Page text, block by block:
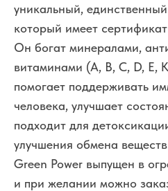
уникальный,
который имеет
Он богат минералами,
витаминами (A, B, C, D, E,
помогает поддерживать
человека, улучшает
подходит для
улучшения обмена
Green Power выпущен в
и при желании можно